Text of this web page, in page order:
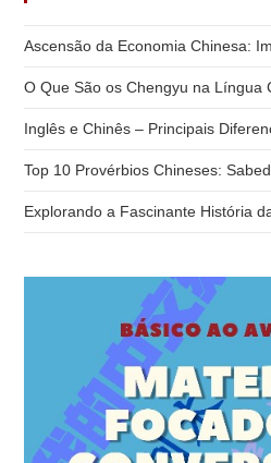
Ascensão da Economia Chinesa:
O Que São os Chengyu na Língua
Inglês e Chinês – Principais
Top 10 Provérbios Chineses:
Explorando a Fascinante História